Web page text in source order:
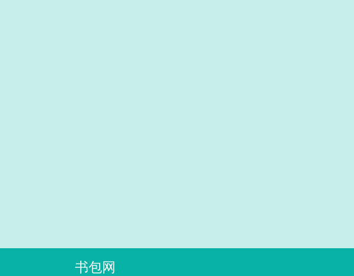
书包网